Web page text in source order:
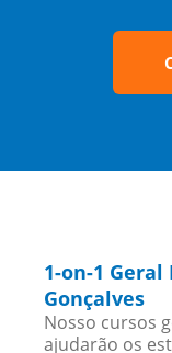
1-on-1
Gonçalves
Nosso cursos
ajudarão os